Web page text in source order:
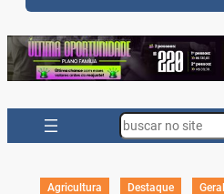
Search
Agricultura Destaque Geral